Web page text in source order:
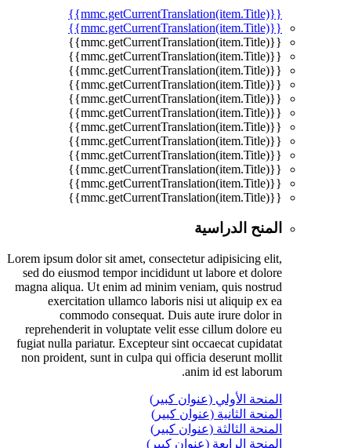
{{mmc.getCurrentTranslation(item.Title)}}
{{mmc.getCurrentTranslation(item.Title)}}
{{mmc.getCurrentTranslation(item.Title)}}
{{mmc.getCurrentTranslation(item.Title)}}
{{mmc.getCurrentTranslation(item.Title)}}
{{mmc.getCurrentTranslation(item.Title)}}
{{mmc.getCurrentTranslation(item.Title)}}
{{mmc.getCurrentTranslation(item.Title)}}
{{mmc.getCurrentTranslation(item.Title)}}
{{mmc.getCurrentTranslation(item.Title)}}
{{mmc.getCurrentTranslation(item.Title)}}
{{mmc.getCurrentTranslation(item.Title)}}
{{mmc.getCurrentTranslation(item.Title)}}
{{mmc.getCurrentTranslation(item.Title)}}
المنح الدراسية
Lorem ipsum dolor sit amet, consectetur adipisicing elit,
sed do eiusmod tempor incididunt ut labore et dolore
magna aliqua. Ut enim ad minim veniam, quis nostrud
exercitation ullamco laboris nisi ut aliquip ex ea
commodo consequat. Duis aute irure dolor in
reprehenderit in voluptate velit esse cillum dolore eu
fugiat nulla pariatur. Excepteur sint occaecat cupidatat
non proident, sunt in culpa qui officia deserunt mollit
anim id est laborum.
المنحة الأولي (عنوان كبير)
المنحة الثانية (عنوان كبير)
المنحة الثالثة (عنوان كبير)
المنحة الرابعة (عنوان كبير)